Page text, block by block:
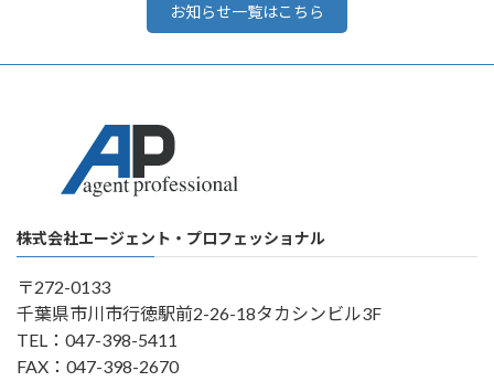
お知らせ一覧はこちら
株式会社エージェント・プロフェッショナル
〒272-0133
千葉県市川市行徳駅前2-26-18タカシンビル3F
TEL：047-398-5411
FAX：047-398-2670